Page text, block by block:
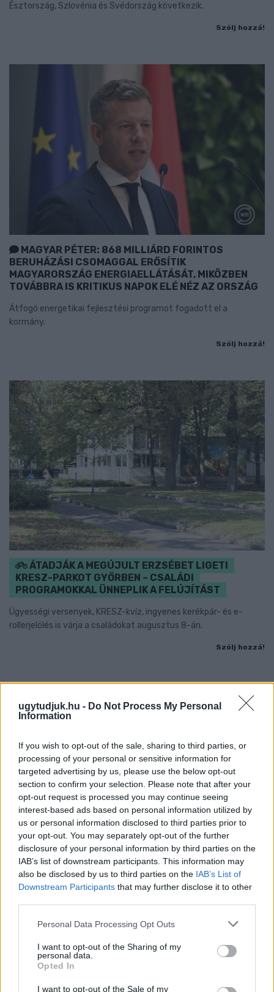
ugytudjuk.hu - Do Not Process My Personal
Information
If you wish to opt-out of the sale, sharing to third parties, or
processing of your personal or sensitive information for
targeted advertising by us, please use the below opt-out
section to confirm your selection. Please note that after your
opt-out request is processed you may continue seeing
interest-based ads based on personal information utilized by
us or personal information disclosed to third parties prior to
your opt-out. You may separately opt-out of the further
disclosure of your personal information by third parties on the
IAB’s list of downstream participants. This information may
also be disclosed by us to third parties on the IAB’s List of
Downstream Participants that may further disclose it to other
Please note that this website/app uses one or more Google
not limited to your visit or usage behaviour. You may click to
grant or deny consent to Google and its third-party tags to
use your data for below specified purposes in below Google
consent section.
Personal Data Processing Opt Outs
I want to opt-out of the Sharing of my
personal data.
Opted In
I want to opt-out of the Sale of my
Észtország, Szlovénia és Svédország következik.
Szólj hozzá!
MAGYAR PÉTER: 868 MILLIÁRD FORINTOS
BERUHÁZÁSI CSOMAGGAL ERŐSÍTIK
MAGYARORSZÁG ENERGIAELLÁTÁSÁT, MIKÖZBEN
TOVÁBBRA IS KRITIKUS NAPOK ELÉ NÉZ AZ ORSZÁG
Átfogó energetikai fejlesztési programot fogadott el a
kormány.
Szólj hozzá!
ÁTADJÁK A MEGÚJULT ERZSÉBET LIGETI
KRESZ-PARKOT GYŐRBEN – CSALÁDI
PROGRAMOKKAL ÜNNEPLIK A FELÚJÍTÁST
Ügyességi versenyek, KRESZ-kvíz, ingyenes kerékpár- és e-
rollerjelölés is várja a családokat augusztus 8-án.
Szólj hozzá!
NŐVERŐ SZOMBATHELYI FÉRFI ELLEN EMELT
VÁDAT AZ ÜGYÉSZSÉG
A férfi a nyílt utcán kezdte verni áldozatát.
Szólj hozzá!